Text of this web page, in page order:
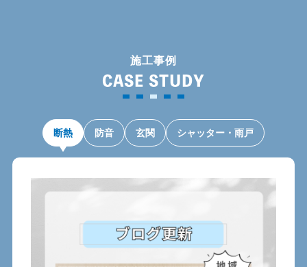
施工事例
CASE STUDY
断熱 防音 玄関 シャッター・雨戸